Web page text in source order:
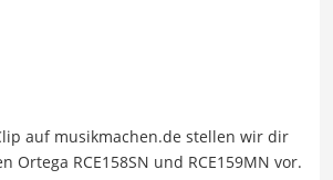
auf musikmachen.de stellen wir dir
Ortega RCE158SN und RCE159MN vor.